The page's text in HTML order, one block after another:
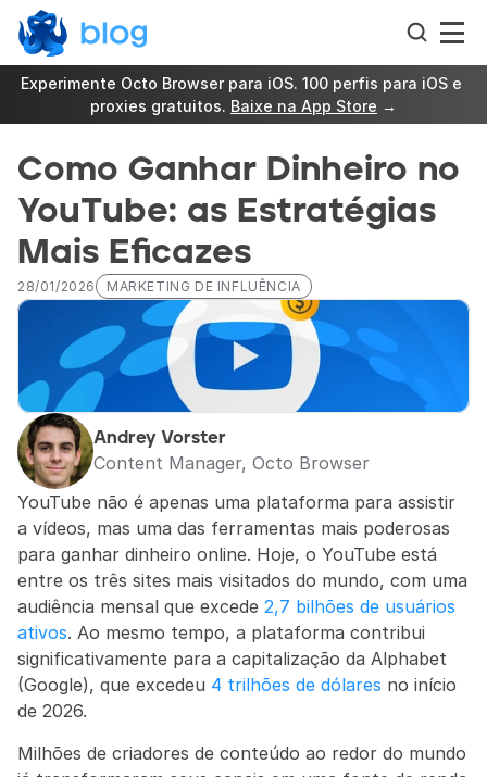
Experimente Octo Browser para iOS. 100 perfis para iOS e
proxies gratuitos. Baixe na App Store →
Como Ganhar Dinheiro no
YouTube: as Estratégias
Mais Eficazes
28/01/2026 MARKETING DE INFLUÊNCIA
Andrey Vorster
Content Manager, Octo Browser
YouTube não é apenas uma plataforma para assistir
a vídeos, mas uma das ferramentas mais poderosas
para ganhar dinheiro online. Hoje, o YouTube está
entre os três sites mais visitados do mundo, com uma
audiência mensal que excede 2,7 bilhões de usuários
ativos. Ao mesmo tempo, a plataforma contribui
significativamente para a capitalização da Alphabet
(Google), que excedeu 4 trilhões de dólares no início
de 2026.
Milhões de criadores de conteúdo ao redor do mundo